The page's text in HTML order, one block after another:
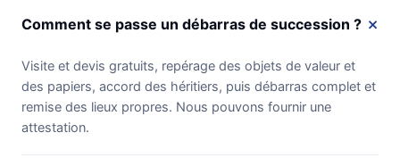
Comment se passe un débarras de succession ?
Visite et devis gratuits, repérage des objets de valeur et
des papiers, accord des héritiers, puis débarras complet et
remise des lieux propres. Nous pouvons fournir une
attestation.